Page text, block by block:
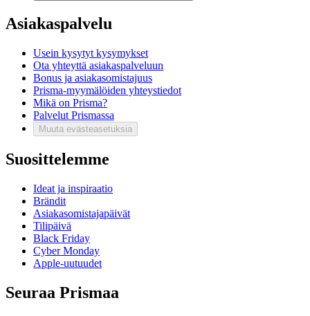
Asiakaspalvelu
Usein kysytyt kysymykset
Ota yhteyttä asiakaspalveluun
Bonus ja asiakasomistajuus
Prisma-myymälöiden yhteystiedot
Mikä on Prisma?
Palvelut Prismassa
Muuta evästeasetuksia
Suosittelemme
Ideat ja inspiraatio
Brändit
Asiakasomistajapäivät
Tilipäivä
Black Friday
Cyber Monday
Apple-uutuudet
Seuraa Prismaa